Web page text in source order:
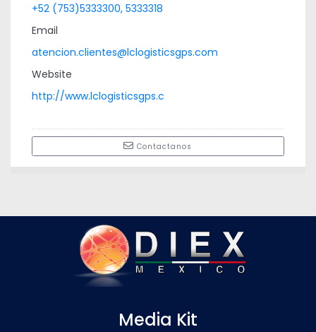
+52 (753)5333300, 5333318
Email
atencion.clientes@lclogisticsgps.com
Website
http://www.lclogisticsgps.c
Contactanos
Media Kit